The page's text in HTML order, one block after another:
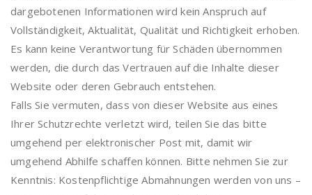
dargebotenen Informationen wird kein Anspruch auf
Vollständigkeit, Aktualität, Qualität und Richtigkeit erhoben.
Es kann keine Verantwortung für Schäden übernommen
werden, die durch das Vertrauen auf die Inhalte dieser
Website oder deren Gebrauch entstehen.
Falls Sie vermuten, dass von dieser Website aus eines
Ihrer Schutzrechte verletzt wird, teilen Sie das bitte
umgehend per elektronischer Post mit, damit wir
umgehend Abhilfe schaffen können. Bitte nehmen Sie zur
Kenntnis: Kostenpflichtige Abmahnungen werden von uns –